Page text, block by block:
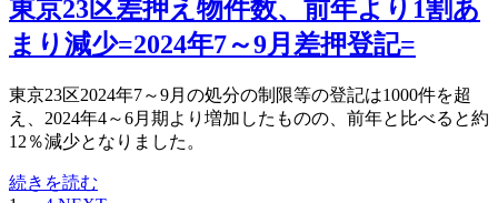
東京23区差押え物件数、前年より1割あ
まり減少=2024年7～9月差押登記=
東京23区2024年7～9月の処分の制限等の登記は1000件を超
え、2024年4～6月期より増加したものの、前年と比べると約
12％減少となりました。
続きを読む